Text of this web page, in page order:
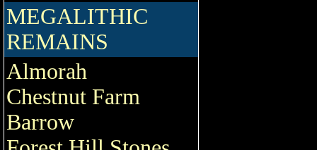
MEGALITHIC
REMAINS
Almorah
Chestnut Farm
Barrow